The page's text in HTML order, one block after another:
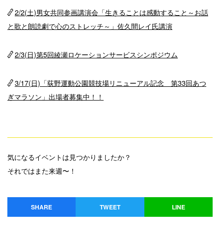
2/2(土)男女共同参画講演会「生きることは感動すること～お話
と歌と朗読劇で心のストレッチ～」佐久間レイ氏講演
2/3(日)第5回綾瀬ロケーションサービスシンポジウム
3/17(日)「荻野運動公園競技場リニューアル記念 第33回あつ
ぎマラソン」出場者募集中！！
気になるイベントは見つかりましたか？
それではまた来週〜！
SHARE TWEET LINE